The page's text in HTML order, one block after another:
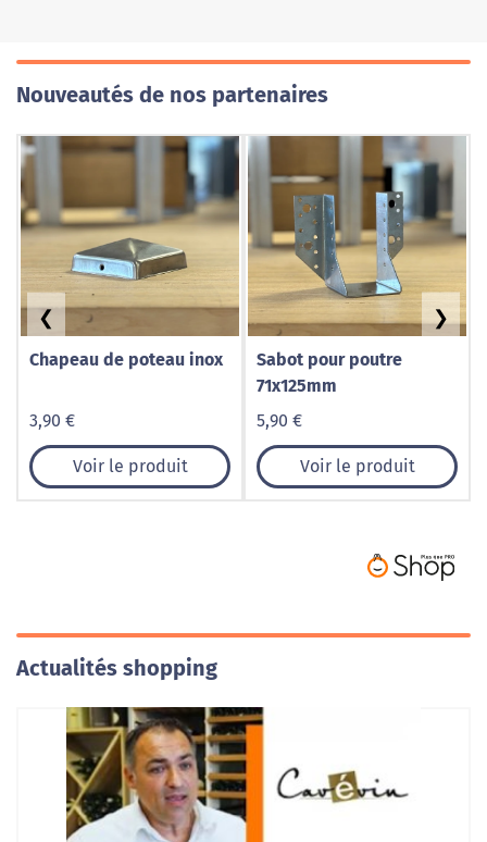
Nouveautés de nos partenaires
Chapeau de poteau inox
3,90 €
Voir le produit
Sabot pour poutre
71x125mm
5,90 €
Voir le produit
❮ ❯
Actualités shopping